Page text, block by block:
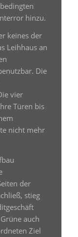
hinzu.
keines der
Leihhaus an
Die
vier
Türen bis
nicht mehr
der
stieg
auch
Ziel